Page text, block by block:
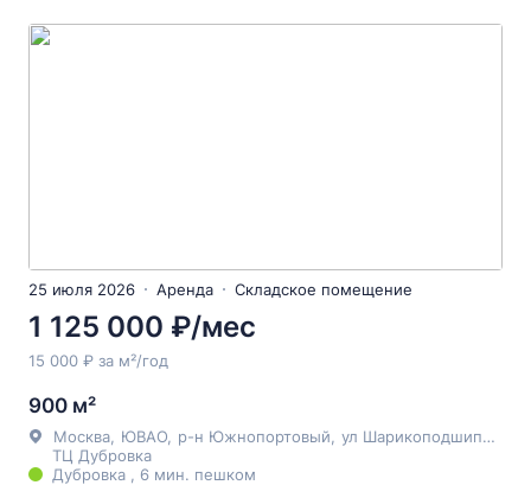
25 июля 2026 Аренда Складское помещение
1 125 000 ₽/мес
15 000 ₽ за м²/год
900 м²
Москва ЮВАО р-н Южнопортовый
ул Шарикоподшипниковская
ТЦ Дубровка
Дубровка , 6 мин. пешком